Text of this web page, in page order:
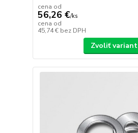
cena od
56,26 €/ks
cena od
45,74 € bez DPH
Zvoliť variant